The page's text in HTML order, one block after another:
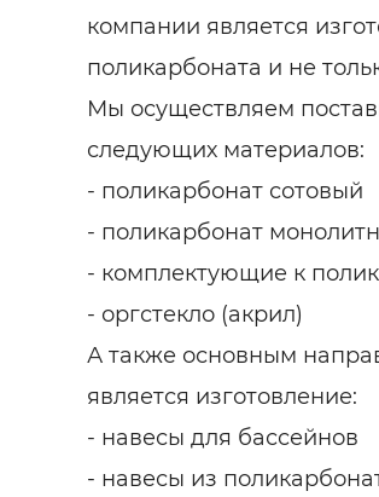
компании является
поликарбоната и не
Мы осуществляем
следующих материалов:
- поликарбонат сотовый
- поликарбонат
- комплектующие к
- оргстекло (акрил)
А также основным
является изготовление:
- навесы для бассейнов
- навесы из